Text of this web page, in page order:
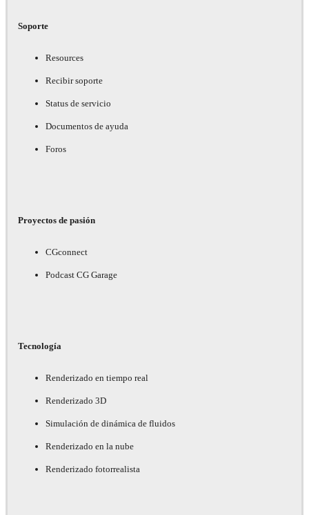
Soporte
Resources
Recibir soporte
Status de servicio
Documentos de ayuda
Foros
Proyectos de pasión
CGconnect
Podcast CG Garage
Tecnología
Renderizado en tiempo real
Renderizado 3D
Simulación de dinámica de fluidos
Renderizado en la nube
Renderizado fotorrealista